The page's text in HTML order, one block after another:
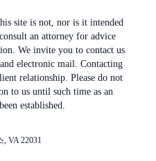
site is not, nor is it intended
an attorney for advice
We invite you to contact us
electronic mail. Contacting
relationship. Please do not
to us until such time as an
established.
VA 22031